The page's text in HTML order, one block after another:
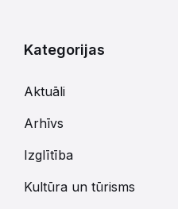
Kategorijas
Aktuāli
Arhīvs
Izglītība
Kultūra un tūrisms